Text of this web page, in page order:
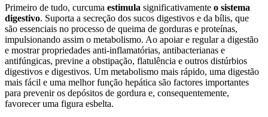
Primeiro de tudo, curcuma estimula significativamente o sistema
digestivo. Suporta a secreção dos sucos digestivos e da bílis, que
são essenciais no processo de queima de gorduras e proteínas,
impulsionando assim o metabolismo. Ao apoiar e regular a digestão
e mostrar propriedades anti-inflamatórias, antibacterianas e
antifúngicas, previne a obstipação, flatulência e outros distúrbios
digestivos e digestivos. Um metabolismo mais rápido, uma digestão
mais fácil e uma melhor função hepática são factores importantes
para prevenir os depósitos de gordura e, consequentemente,
favorecer uma figura esbelta.